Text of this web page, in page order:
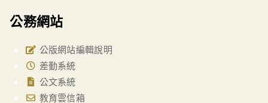
公務網站
公版網站編輯說明
差勤系統
公文系統
教育雲信箱